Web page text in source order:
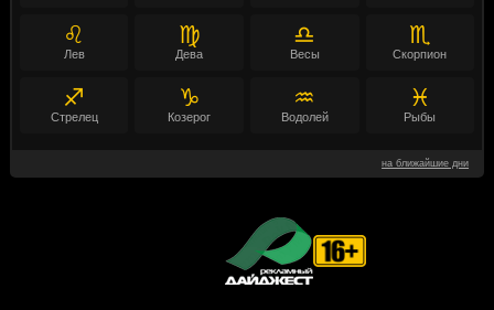
♌
Лев
♍
Дева
♎
Весы
♏
Скорпион
♐
Стрелец
♑
Козерог
♒
Водолей
♓
Рыбы
на ближайшие дни